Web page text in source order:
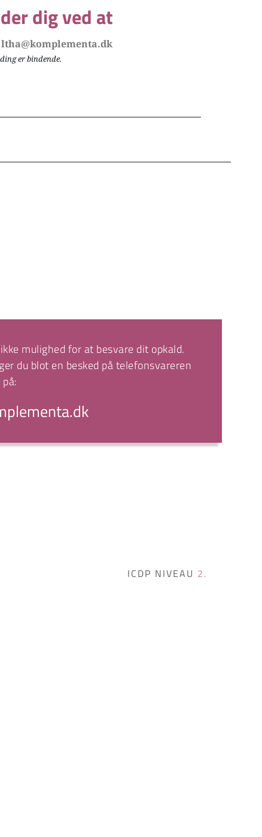
dig ved at
ltha@komplementa.dk
er bindende.
mulighed for at besvare dit opkald.
du blot en besked på telefonsvareren
ICDP NIVEAU 2.